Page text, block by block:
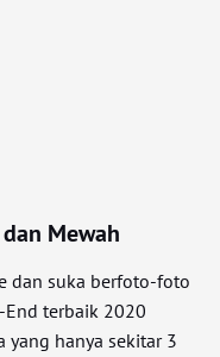
Mewah
dan suka berfoto-foto
terbaik 2020
hanya sekitar 3